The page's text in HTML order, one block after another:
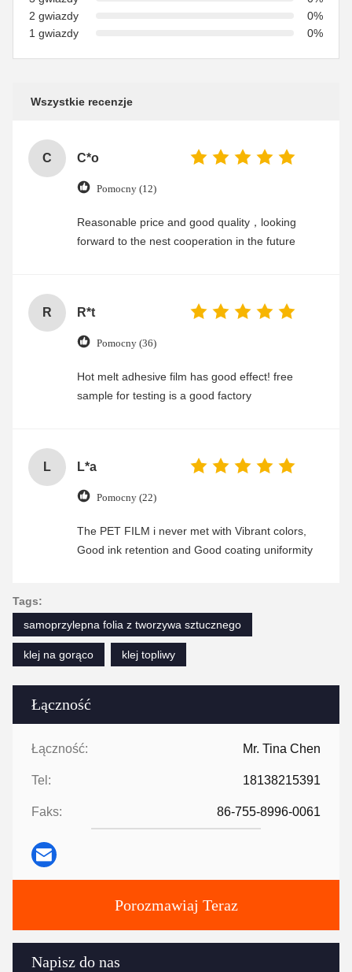
Łączność
Łączność: Mr. Tina Chen
Tel: 18138215391
Faks: 86-755-8996-0061
Porozmawiaj Teraz
Napisz do nas
2 gwiazdy
0%
1 gwiazdy
0%
Wszystkie recenzje
C C*o
Pomocny (12)
Reasonable price and good quality，looking
forward to the nest cooperation in the future
R R*t
Pomocny (36)
Hot melt adhesive film has good effect! free
sample for testing is a good factory
L L*a
Pomocny (22)
The PET FILM i never met with Vibrant colors,
Good ink retention and Good coating uniformity
Tags:
samoprzylepna folia z tworzywa sztucznego
klej na gorąco klej topliwy